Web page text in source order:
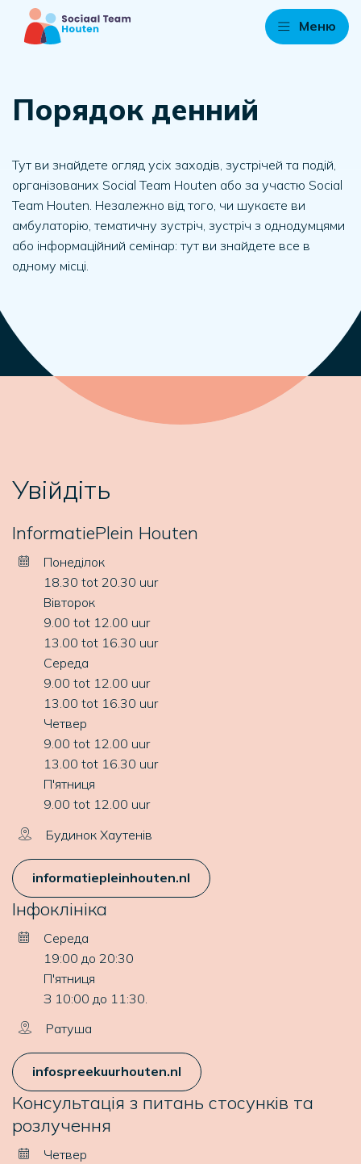
Меню
Порядок денний
Тут ви знайдете огляд усіх заходів, зустрічей та подій,
організованих Social Team Houten або за участю Social
Team Houten. Незалежно від того, чи шукаєте ви
амбулаторію, тематичну зустріч, зустріч з однодумцями
або інформаційний семінар: тут ви знайдете все в
одному місці.
Увійдіть
InformatiePlein Houten
Понеділок
18.30 tot 20.30 uur
Вівторок
9.00 tot 12.00 uur
13.00 tot 16.30 uur
Середа
9.00 tot 12.00 uur
13.00 tot 16.30 uur
Четвер
9.00 tot 12.00 uur
13.00 tot 16.30 uur
П'ятниця
9.00 tot 12.00 uur
Будинок Хаутенів
informatiepleinhouten.nl
Інфоклініка
Середа
19:00 до 20:30
П'ятниця
З 10:00 до 11:30.
Ратуша
infospreekuurhouten.nl
Консультація з питань стосунків та
розлучення
Четвер